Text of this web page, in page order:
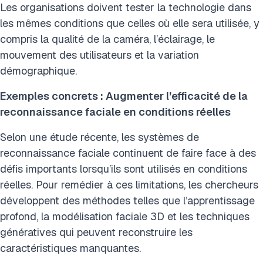
Les organisations doivent tester la technologie dans
les mêmes conditions que celles où elle sera utilisée, y
compris la qualité de la caméra, l’éclairage, le
mouvement des utilisateurs et la variation
démographique.
Exemples concrets : Augmenter l’efficacité de la
reconnaissance faciale en conditions réelles
Selon une étude récente, les systèmes de
reconnaissance faciale continuent de faire face à des
défis importants lorsqu’ils sont utilisés en conditions
réelles. Pour remédier à ces limitations, les chercheurs
développent des méthodes telles que l’apprentissage
profond, la modélisation faciale 3D et les techniques
génératives qui peuvent reconstruire les
caractéristiques manquantes.